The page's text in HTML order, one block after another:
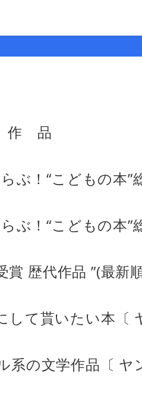
作 品
ぶ！“こどもの本”
ぶ！“こどもの本”
歴代作品 ”(最新
て貰いたい本〔
の文学作品〔 ヤ